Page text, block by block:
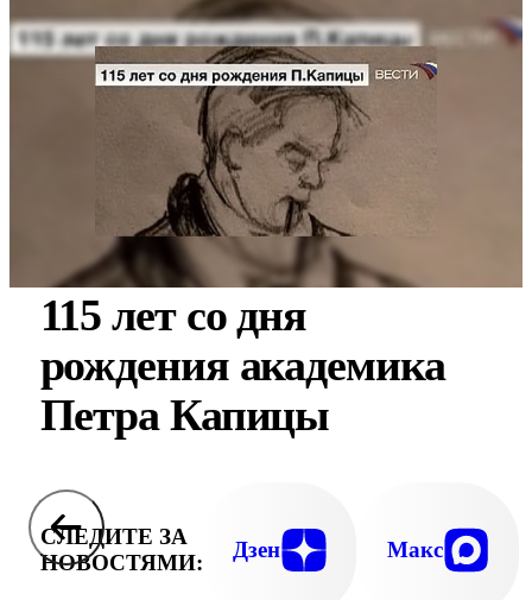
115 лет со дня
рождения академика
Петра Капицы
СЛЕДИТЕ ЗА
НОВОСТЯМИ:
Дзен Макс